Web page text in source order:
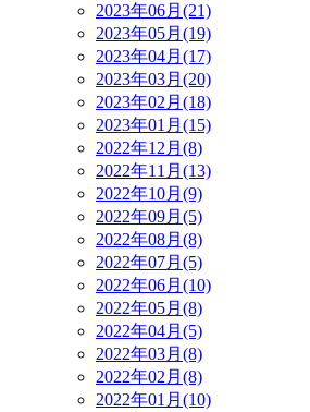
2023年06月(21)
2023年05月(19)
2023年04月(17)
2023年03月(20)
2023年02月(18)
2023年01月(15)
2022年12月(8)
2022年11月(13)
2022年10月(9)
2022年09月(5)
2022年08月(8)
2022年07月(5)
2022年06月(10)
2022年05月(8)
2022年04月(5)
2022年03月(8)
2022年02月(8)
2022年01月(10)